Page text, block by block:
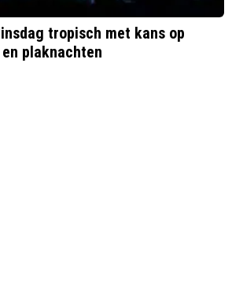
tropisch met kans op
plaknachten